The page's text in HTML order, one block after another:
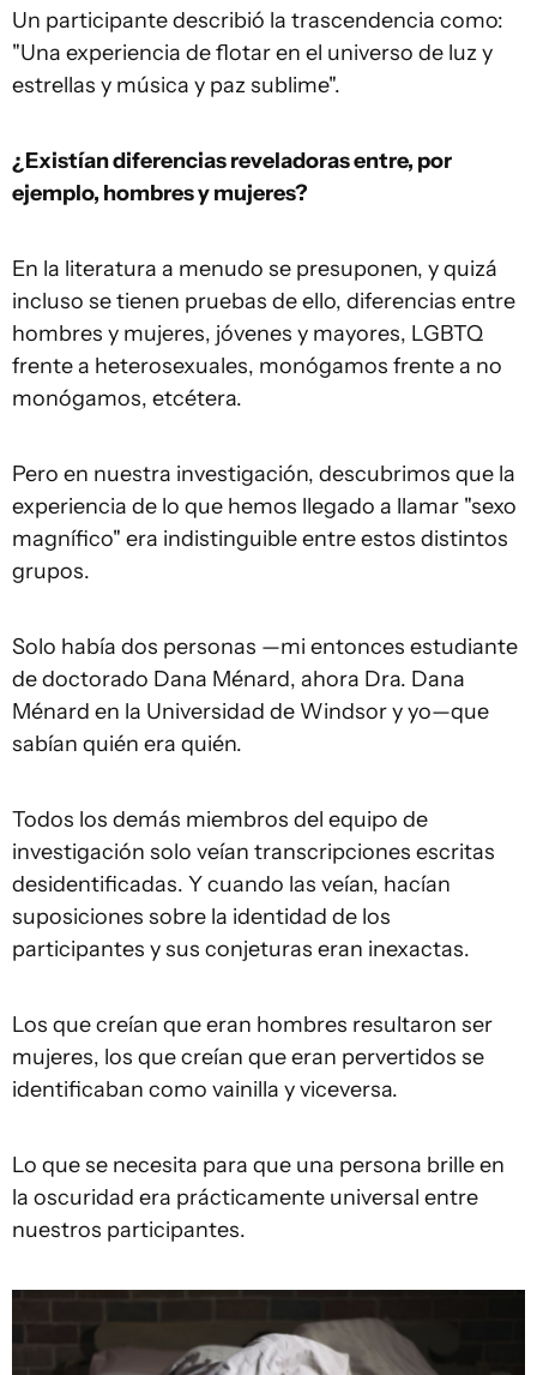
Un participante describió la trascendencia como:
"Una experiencia de flotar en el universo de luz y
estrellas y música y paz sublime".
¿Existían diferencias reveladoras entre, por
ejemplo, hombres y mujeres?
En la literatura a menudo se presuponen, y quizá
incluso se tienen pruebas de ello, diferencias entre
hombres y mujeres, jóvenes y mayores, LGBTQ
frente a heterosexuales, monógamos frente a no
monógamos, etcétera.
Pero en nuestra investigación, descubrimos que la
experiencia de lo que hemos llegado a llamar "sexo
magnífico" era indistinguible entre estos distintos
grupos.
Solo había dos personas —mi entonces estudiante
de doctorado Dana Ménard, ahora Dra. Dana
Ménard en la Universidad de Windsor y yo—que
sabían quién era quién.
Todos los demás miembros del equipo de
investigación solo veían transcripciones escritas
desidentificadas. Y cuando las veían, hacían
suposiciones sobre la identidad de los
participantes y sus conjeturas eran inexactas.
Los que creían que eran hombres resultaron ser
mujeres, los que creían que eran pervertidos se
identificaban como vainilla y viceversa.
Lo que se necesita para que una persona brille en
la oscuridad era prácticamente universal entre
nuestros participantes.